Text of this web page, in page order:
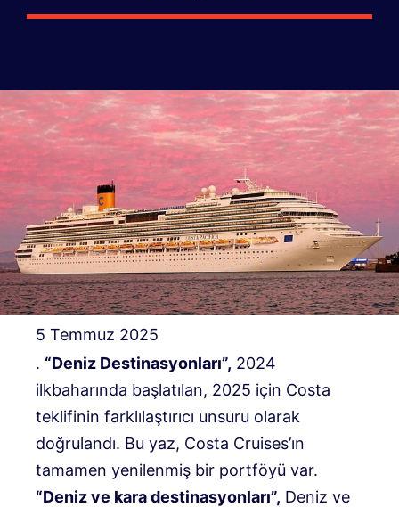
5 Temmuz 2025
. “Deniz Destinasyonları”, 2024
ilkbaharında başlatılan, 2025 için Costa
teklifinin farklılaştırıcı unsuru olarak
doğrulandı. Bu yaz, Costa Cruises’ın
tamamen yenilenmiş bir portföyü var.
“Deniz ve kara destinasyonları”, Deniz ve